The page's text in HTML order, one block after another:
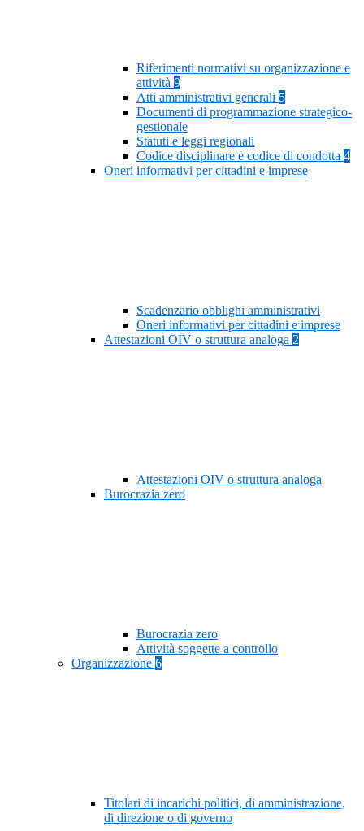
Riferimenti normativi su organizzazione e
attività 9
Atti amministrativi generali 5
Documenti di programmazione strategico-
gestionale
Statuti e leggi regionali
Codice disciplinare e codice di condotta 4
Oneri informativi per cittadini e imprese
Scadenzario obblighi amministrativi
Oneri informativi per cittadini e imprese
Attestazioni OIV o struttura analoga 2
Attestazioni OIV o struttura analoga
Burocrazia zero
Burocrazia zero
Attività soggette a controllo
Organizzazione 6
Titolari di incarichi politici, di amministrazione,
di direzione o di governo